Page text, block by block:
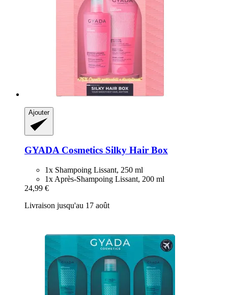
Ajouter
GYADA Cosmetics Silky Hair Box
1x Shampoing Lissant, 250 ml
1x Après-Shampoing Lissant, 200 ml
24,99 €
Livraison jusqu'au 17 août